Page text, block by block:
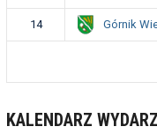
14 Górnik
KALENDARZ